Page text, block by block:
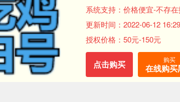
系统支持：价格便宜-不存
更新时间：2022-06-12 16:29
授权价格：50元-150元
点击购买 购买
在线购买